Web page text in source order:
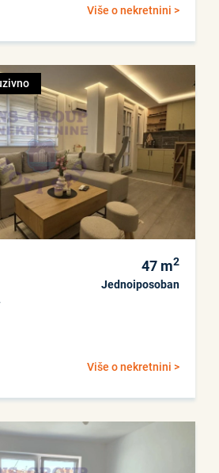
Više o nekretnini >
47 m2
Jednoiposoban
Više o nekretnini >